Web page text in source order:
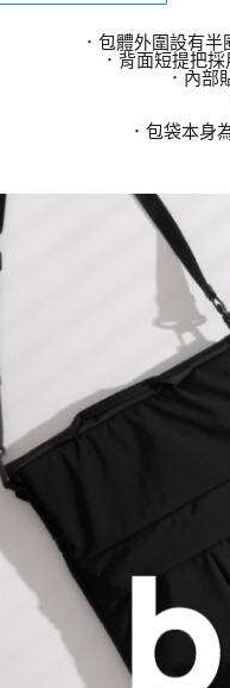
．包體外圍設有
．背面短提把
．內部
．包袋本身